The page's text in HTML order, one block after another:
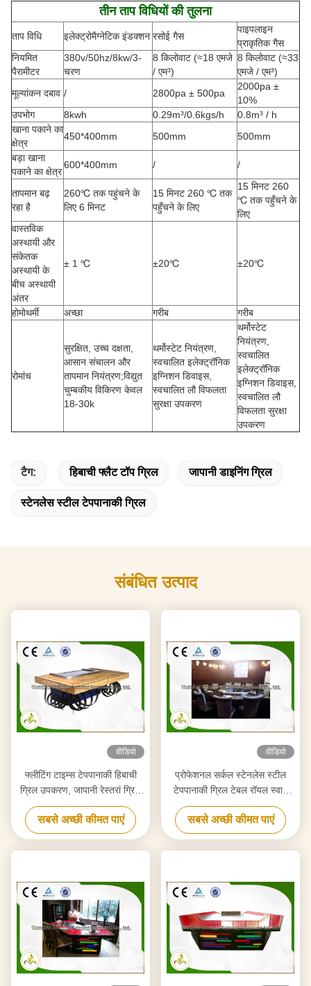
तीन ताप विधियों की तुलना
ताप विधि इलेक्ट्रोमैग्नेटिक इंडक्शन रसोई गैस
पाइपलाइन
प्राकृतिक गैस
नियमित
पैरामीटर
380v/50hz/8kw/3-
चरण
8 किलोवाट (≈18 एमजे
/ एम³)
8 किलोवाट (≈33
एमजे / एम³)
मूल्यांकन दबाव / 2800pa ± 500pa
2000pa ±
10%
उपभोग
8kwh 0.29m³/0.6kgs/h
0.8m³ / h
खाना पकाने का
क्षेत्र
450*400mm 500mm
500mm
बड़ा खाना
पकाने का क्षेत्र
600*400mm / /
तापमान बढ़
रहा है
260℃ तक पहुंचने के
लिए 6 मिनट
15 मिनट 260 ℃ तक
पहुँचने के लिए
15 मिनट 260
℃ तक पहुँचने के
लिए
वास्तविक
अस्थायी और
संकेतक
अस्थायी के
बीच अस्थायी
अंतर
± 1 ℃ ±20℃ ±20℃
होमोथर्मी अच्छा गरीब गरीब
रोमांच
सुरक्षित, उच्च दक्षता,
आसान संचालन और
तापमान नियंत्रण;विद्युत
चुम्बकीय विकिरण केवल
18-30k
थर्मोस्टेट नियंत्रण,
स्वचालित इलेक्ट्रॉनिक
इग्निशन डिवाइस,
स्वचालित लौ विफलता
सुरक्षा उपकरण
थर्मोस्टेट
नियंत्रण,
स्वचालित
इलेक्ट्रॉनिक
इग्निशन डिवाइस,
स्वचालित लौ
विफलता सुरक्षा
उपकरण
टैग: हिबाची फ्लैट टॉप ग्रिल जापानी डाइनिंग ग्रिल
स्टेनलेस स्टील टेपपानाकी ग्रिल
संबंधित उत्पाद
वीडियो
फ्लीटिंग टाइम्स टेपपानाकी हिबाची
ग्रिल उपकरण, जापानी रेस्तरां ग्रिल
टेबल
सबसे अच्छी कीमत पाएं
वीडियो
प्रोफेशनल सर्कल स्टेनलेस स्टील
टेपपानाकी ग्रिल टेबल रॉयल स्वाद
डिज़ाइन किया गया
सबसे अच्छी कीमत पाएं